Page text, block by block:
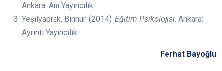
Ankara: Anı Yayıncılık.
Yeşilyaprak, Binnur. (2014). Eğitim Psikolojisi. Ankara:
Ayrıntı Yayıncılık.
Ferhat Bayoğlu